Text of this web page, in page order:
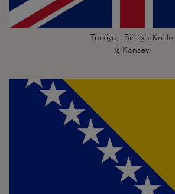
Türkiye - Birleşik Krallık
İş Konseyi